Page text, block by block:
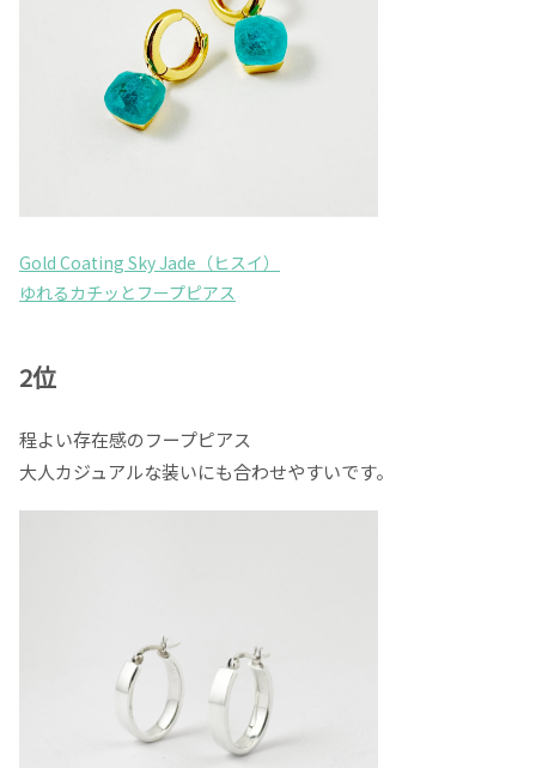
Gold Coating Sky Jade（ヒスイ）
ゆれるカチッとフープピアス
2位
程よい存在感のフープピアス
大人カジュアルな装いにも合わせやすいです。